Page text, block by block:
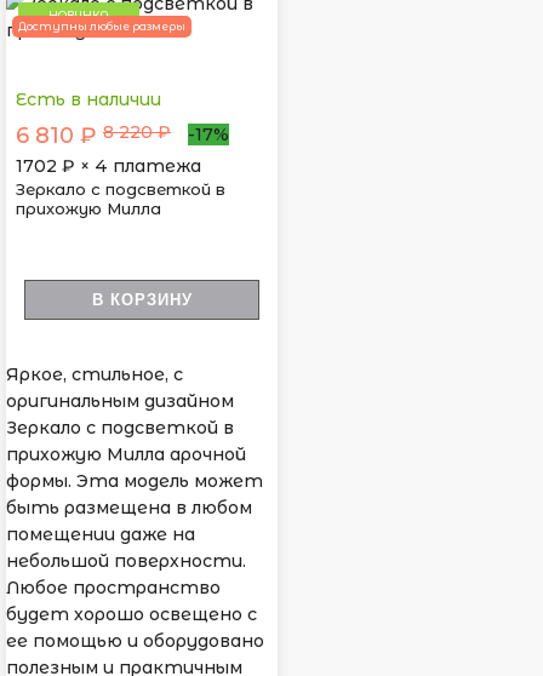
НОВИНКА
Доступны любые размеры
Есть в наличии
6 810 ₽ 8 220 ₽
-17%
1702 ₽ × 4 платежа
Зеркало с подсветкой в
прихожую Милла
В КОРЗИНУ
Яркое, стильное, с
оригинальным дизайном
Зеркало с подсветкой в
прихожую Милла арочной
формы. Эта модель может
быть размещена в любом
помещении даже на
небольшой поверхности.
Любое пространство
будет хорошо освещено с
ее помощью и оборудовано
полезным и практичным